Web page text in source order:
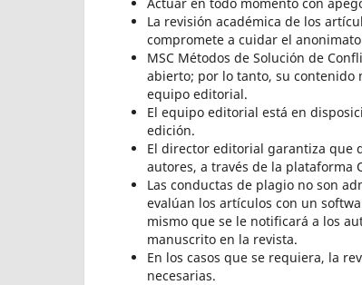
La revisión académica de los
compromete a cuidar el
MSC Métodos de Solución de
abierto; por lo tanto, su contenido
equipo editorial.
El equipo editorial está en
edición.
El director editorial garantiza que
autores, a través de la plataforma
Las conductas de plagio no son
evalúan los artículos con un
mismo que se le notificará a los
manuscrito en la revista.
En los casos que se requiera, la
necesarias.